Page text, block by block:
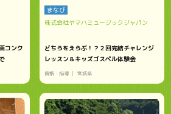
コンク
まなび
株式会社ヤマハミュージックジャパン
どちらをえらぶ！？２回完結チャレンジ
レッスン＆キッズゴスペル体験会
資格・指導 宮城県